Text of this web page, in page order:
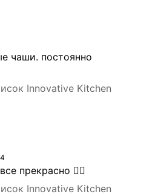
чаши. постоянно
Innovative Kitchen
прекрасно 👍🏻
Innovative Kitchen